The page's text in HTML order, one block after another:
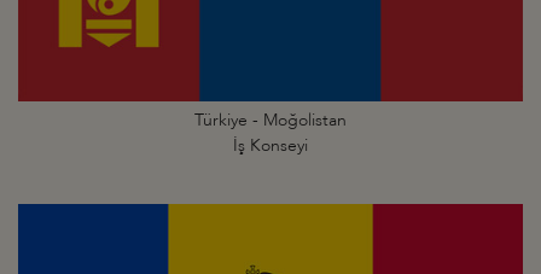
Türkiye - Moğolistan
İş Konseyi